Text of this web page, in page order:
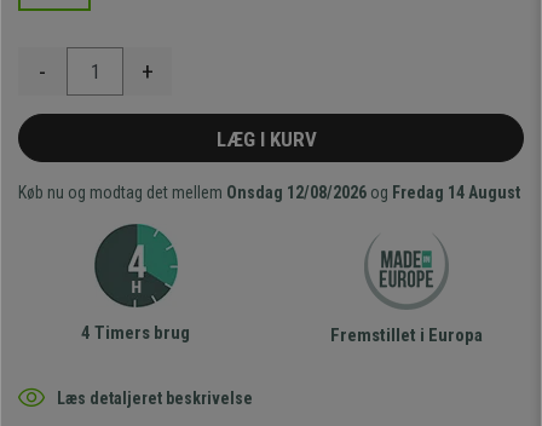
- +
LÆG I KURV
Køb nu og modtag det mellem Onsdag 12/08/2026 og Fredag 14 August
4 Timers brug Fremstillet i Europa
Læs detaljeret beskrivelse